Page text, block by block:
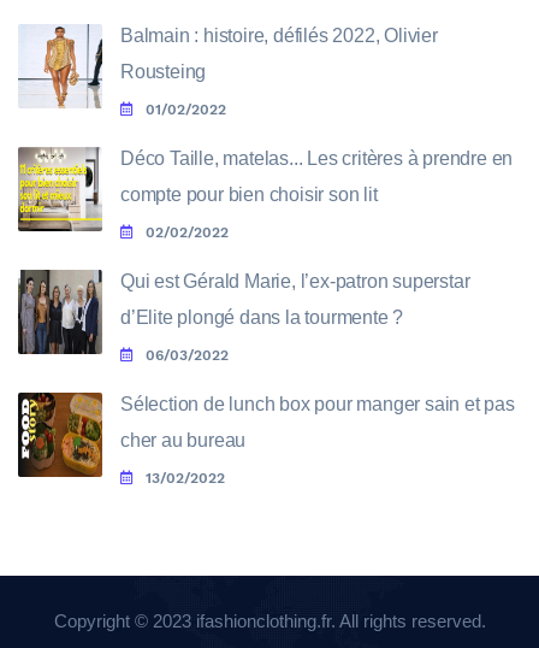
Balmain : histoire, défilés 2022, Olivier
Rousteing
01/02/2022
Déco Taille, matelas... Les critères à prendre en
compte pour bien choisir son lit
02/02/2022
Qui est Gérald Marie, l’ex-patron superstar
d’Elite plongé dans la tourmente ?
06/03/2022
Sélection de lunch box pour manger sain et pas
cher au bureau
13/02/2022
Copyright © 2023 ifashionclothing.fr. All rights reserved.